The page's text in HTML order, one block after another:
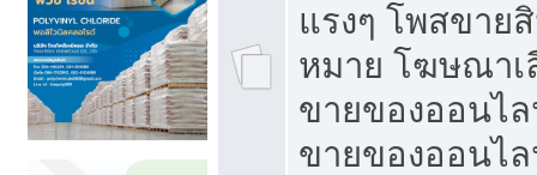
แรงๆ โพสขาย
หมาย โฆษณาเ
ขายของออนไ
ขายของออนไ